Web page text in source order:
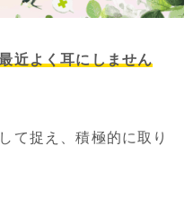
近よく耳にしません
て捉え、積極的に取り